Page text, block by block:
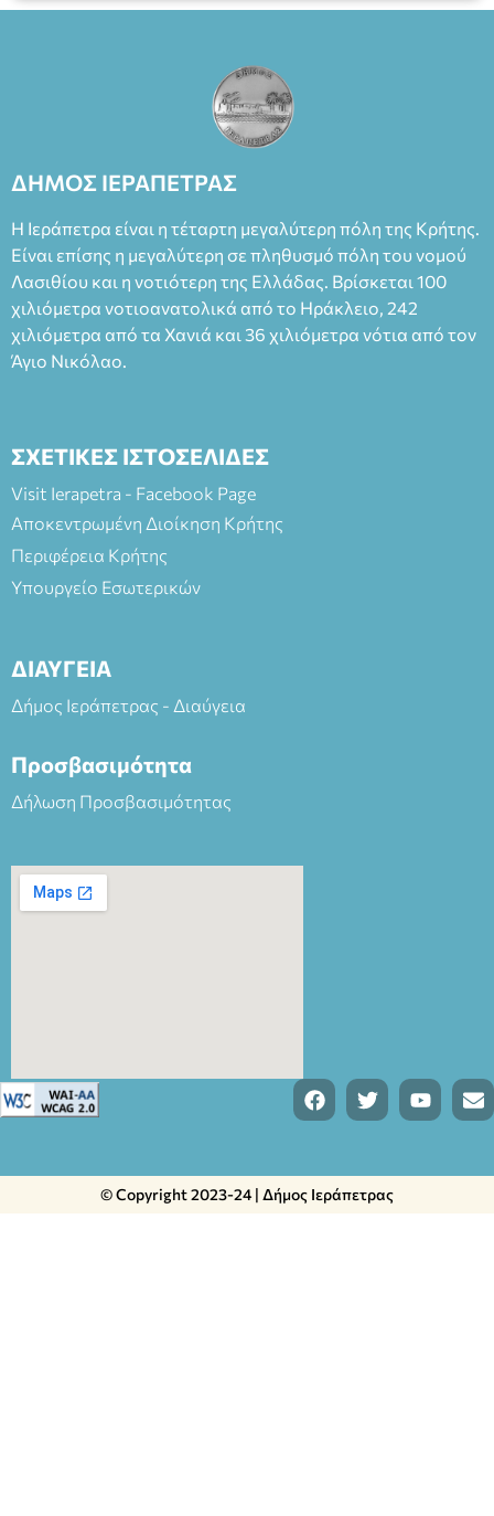
ΔΗΜΟΣ ΙΕΡΑΠΕΤΡΑΣ
Η Ιεράπετρα είναι η τέταρτη μεγαλύτερη πόλη της Κρήτης.
Είναι επίσης η μεγαλύτερη σε πληθυσμό πόλη του νομού
Λασιθίου και η νοτιότερη της Ελλάδας. Βρίσκεται 100
χιλιόμετρα νοτιοανατολικά από το Ηράκλειο, 242
χιλιόμετρα από τα Χανιά και 36 χιλιόμετρα νότια από τον
Άγιο Νικόλαο.
ΣΧΕΤΙΚΕΣ ΙΣΤΟΣΕΛΙΔΕΣ
Visit Ierapetra - Facebook Page
Αποκεντρωμένη Διοίκηση Κρήτης
Περιφέρεια Κρήτης
Υπουργείο Εσωτερικών
ΔΙΑΥΓΕΙΑ
Δήμος Ιεράπετρας - Διαύγεια
Προσβασιμότητα
Δήλωση Προσβασιμότητας
© Copyright 2023-24 | Δήμος Ιεράπετρας